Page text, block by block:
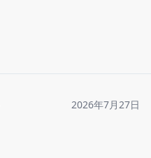
2026年7月27日